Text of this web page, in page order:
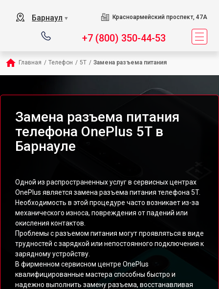
Барнаул ▼ Красноармейский проспект, 47А
+7 (800) 350-44-53
Главная / Телефон / 5T / Замена разъема питания
Замена разъема питания
телефона OnePlus 5T в
Барнауле
Одной из распространенных услуг в сервисных центрах
OnePlus является замена разъема питания телефона 5T.
Необходимость в этой процедуре часто возникает из-за
механического износа, повреждения от падений или
окисления контактов.
Проблемы с разъемом питания могут проявляться в виде
трудностей с зарядкой или непостоянного подключения к
зарядному устройству.
В фирменном сервисном центре OnePlus
квалифицированные мастера способны быстро и
надежно выполнить замену разъема, восстанавливая